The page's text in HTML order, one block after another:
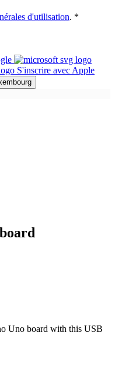
d'utilisation. *
S'inscrire avec Apple
Uno board with this USB